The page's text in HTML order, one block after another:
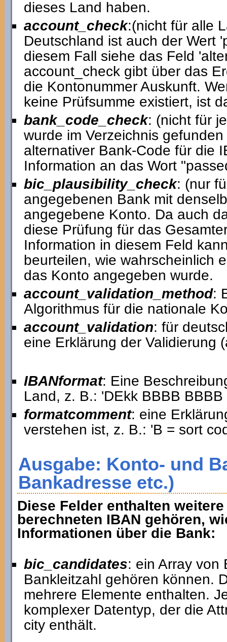
dieses Land haben.
account_check:(nicht für alle
Deutschland ist auch der Wert
diesem Fall siehe das Feld
account_check gibt über das
die Kontonummer Auskunft.
keine Prüfsumme existiert, ist
bank_code_check: (nicht für
wurde im Verzeichnis
alternativer Bank-Code für die
Information an das Wort
bic_plausibility_check: (nur
angegebenen Bank mit
angegebene Konto. Da auch
diese Prüfung für das
Information in diesem Feld
beurteilen, wie wahrscheinlich
das Konto angegeben wurde.
account_validation_method:
Algorithmus für die nationale
account_validation: für
eine Erklärung der Validierung
IBANformat: Eine
Land, z. B.: 'DEkk BBBB
formatcomment: eine
verstehen ist, z. B.: 'B = sort
Ausgabe: Konto- und
Bankadresse etc.)
Diese Felder enthalten
berechneten IBAN gehören,
Informationen über die Bank:
bic_candidates: ein Array von
Bankleitzahl gehören können.
mehrere Elemente enthalten.
komplexer Datentyp, der die
city enthält.